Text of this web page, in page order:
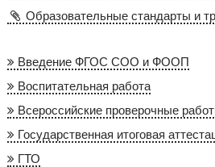
Образовательные стандарты и
Введение ФГОС СОО и ФООП
Воспитательная работа
Всероссийские проверочные
Государственная итоговая
ГТО